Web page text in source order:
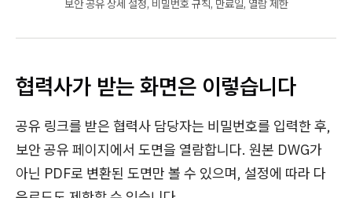
보안 공유 상세 설정, 비밀번호 규칙, 만료일, 열람 제한
협력사가 받는 화면은 이렇습니다
공유 링크를 받은 협력사 담당자는 비밀번호를 입력한 후,
보안 공유 페이지에서 도면을 열람합니다. 원본 DWG가
아닌 PDF로 변환된 도면만 볼 수 있으며, 설정에 따라 다